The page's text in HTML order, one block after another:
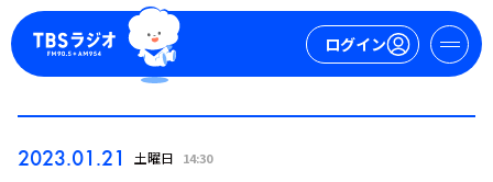
ログイン
2023.01.21 土曜日 14:30